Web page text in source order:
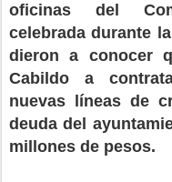
oficinas del
celebrada durante
dieron a conocer
Cabildo a
nuevas líneas de
deuda del
millones de pesos.